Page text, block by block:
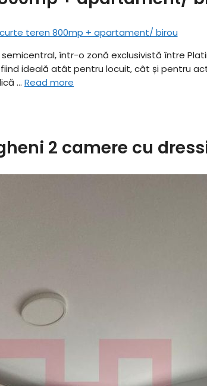
într-o zonă exclusivistă între
ideală atât pentru locuit, cât și pentru
… Read more
2 camere cu